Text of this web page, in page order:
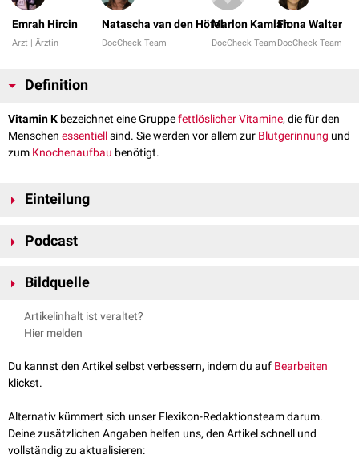
Emrah Hircin
Arzt | Ärztin
Natascha van den Höfel
DocCheck Team
Marlon Kamlah
DocCheck Team
Fiona Walter
DocCheck Team
Definition
Vitamin K bezeichnet eine GruppefettlöslicherVitamine, die für den
Menschen essentiellsind. Sie werden vor allem zur Blutgerinnung und
zum Knochenaufbau benötigt.
Einteilung
Phyllochinon
Des Weiteren gibt es
Podcast
FlexTalk - Die Blutgerinnung
Bildquelle
Bildquelle Podcast: © Midjourney
Artikelinhalt ist veraltet?
Hier melden
Du kannst den Artikel selbst verbessern, indem du auf Bearbeiten
klickst.
Alternativ kümmert sich unser Flexikon-Redaktionsteam darum.
Deine zusätzlichen Angaben helfen uns, den Artikel schnell und
vollständig zu aktualisieren: